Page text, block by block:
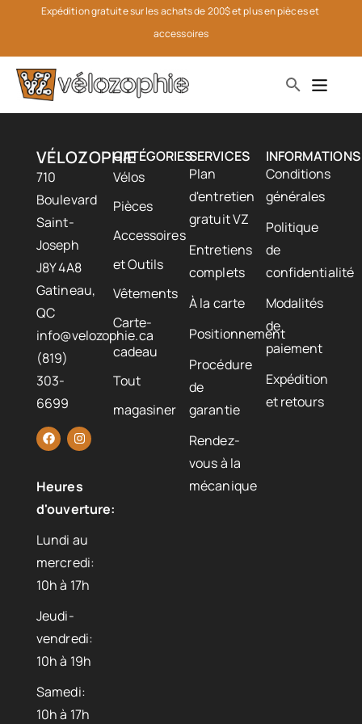
Expédition gratuite sur les achats de 200$ et plus en pièces et
accessoires
VÉLOZOPHIE
710
Boulevard
Saint-
Joseph
J8Y 4A8
Gatineau,
QC
info@velozophie.ca
(819)
303-
6699
Heures
d'ouverture:
Lundi au
mercredi:
10h à 17h
Jeudi-
vendredi:
10h à 19h
Samedi:
10h à 17h
CATÉGORIES
Vélos
Pièces
Accessoires
et Outils
Vêtements
Carte-
cadeau
Tout
magasiner
SERVICES
Plan
d'entretien
gratuit VZ
Entretiens
complets
À la carte
Positionnement
Procédure
de
garantie
Rendez-
vous à la
mécanique
INFORMATIONS
Conditions
générales
Politique
de
confidentialité
Modalités
de
paiement
Expédition
et retours